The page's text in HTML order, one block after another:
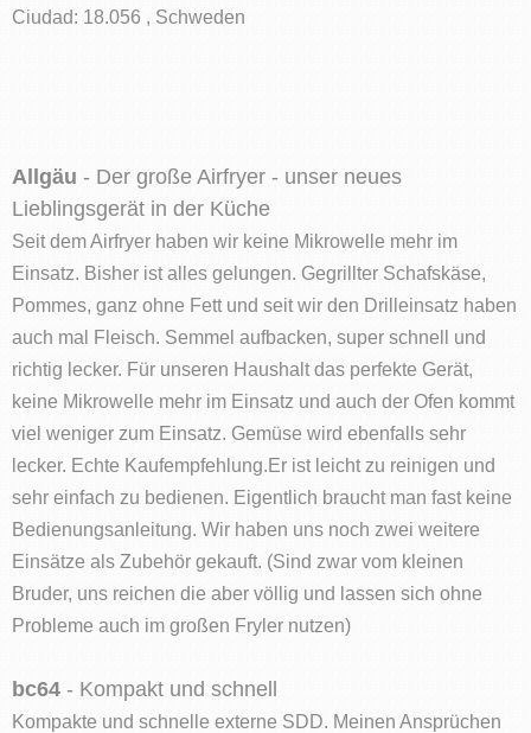
Ciudad: 18.056 , Schweden
Allgäu - Der große Airfryer - unser neues
Lieblingsgerät in der Küche
Seit dem Airfryer haben wir keine Mikrowelle mehr im
Einsatz. Bisher ist alles gelungen. Gegrillter Schafskäse,
Pommes, ganz ohne Fett und seit wir den Drilleinsatz haben
auch mal Fleisch. Semmel aufbacken, super schnell und
richtig lecker. Für unseren Haushalt das perfekte Gerät,
keine Mikrowelle mehr im Einsatz und auch der Ofen kommt
viel weniger zum Einsatz. Gemüse wird ebenfalls sehr
lecker. Echte Kaufempfehlung.Er ist leicht zu reinigen und
sehr einfach zu bedienen. Eigentlich braucht man fast keine
Bedienungsanleitung. Wir haben uns noch zwei weitere
Einsätze als Zubehör gekauft. (Sind zwar vom kleinen
Bruder, uns reichen die aber völlig und lassen sich ohne
Probleme auch im großen Fryler nutzen)
bc64 - Kompakt und schnell
Kompakte und schnelle externe SDD. Meinen Ansprüchen